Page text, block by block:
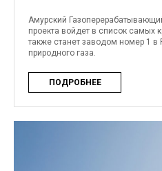
Амурский
проекта войдет в список самых
также станет заводом номер 1 в
природного газа.
ПОДРОБНЕЕ